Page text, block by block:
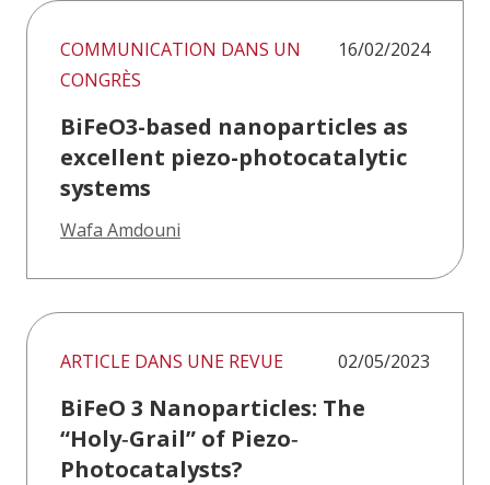
COMMUNICATION DANS UN
CONGRÈS
16/02/2024
BiFeO3-based nanoparticles as
excellent piezo-photocatalytic
systems
Wafa Amdouni
ARTICLE DANS UNE REVUE 02/05/2023
BiFeO 3 Nanoparticles: The
“Holy‐Grail” of Piezo‐
Photocatalysts?